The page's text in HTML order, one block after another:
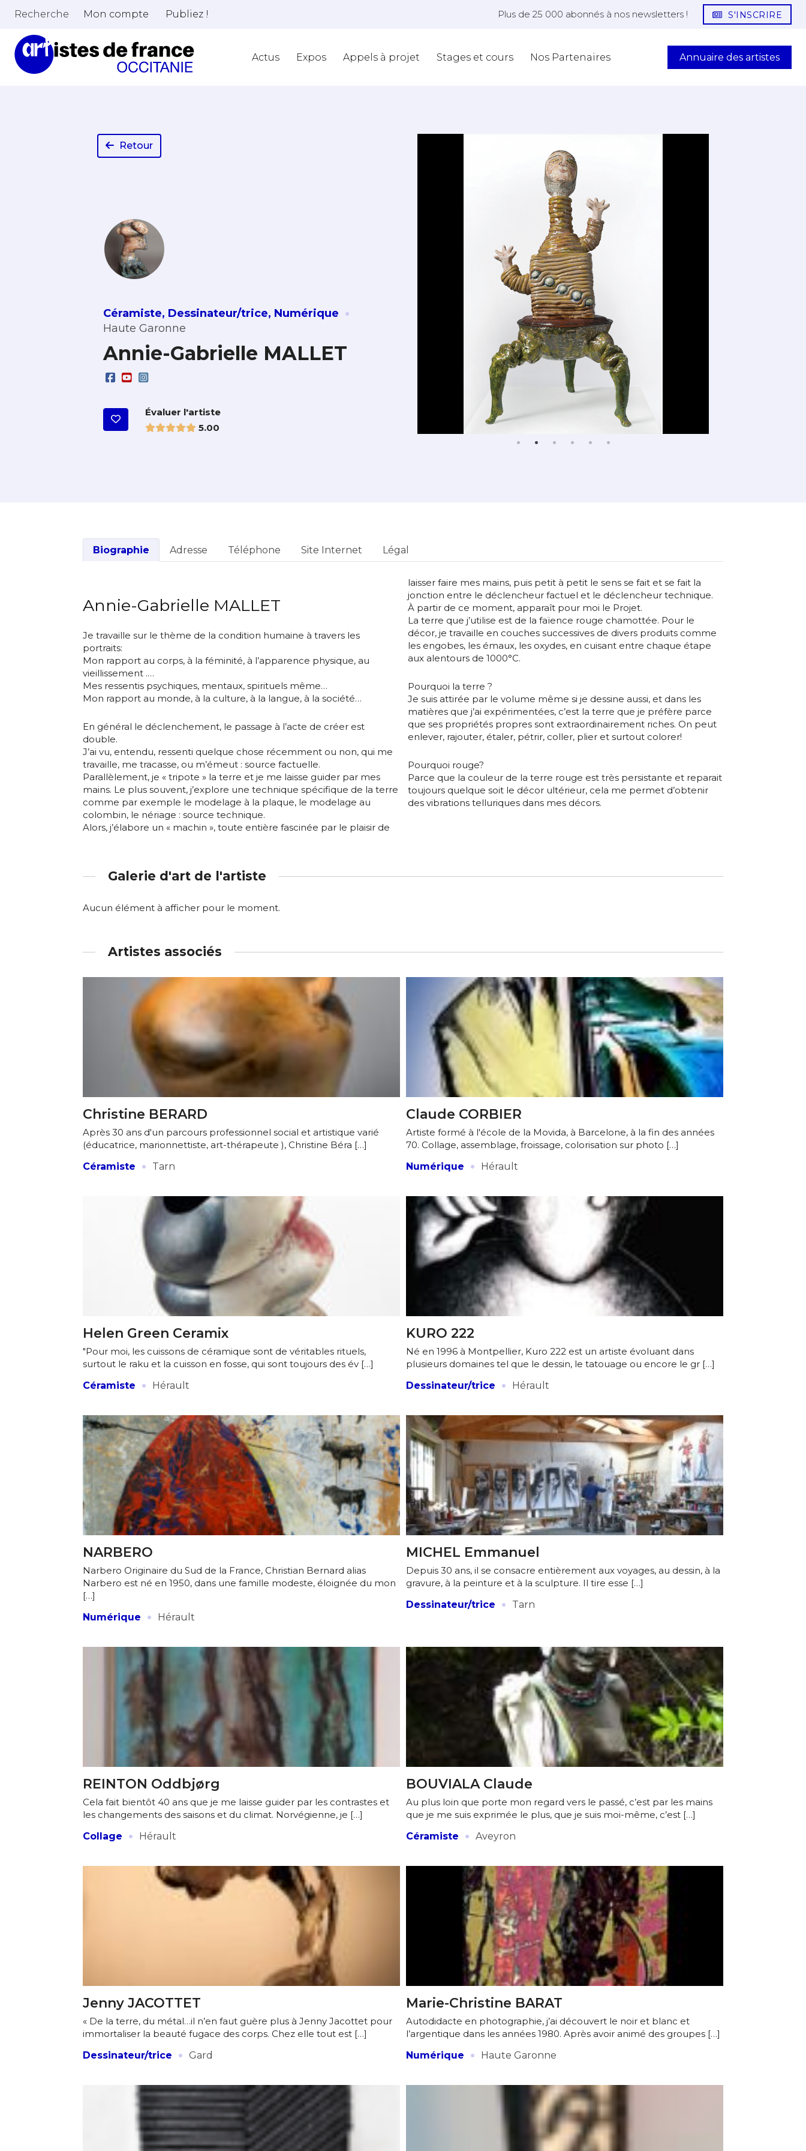
Adresse email*
Prénom
Statut / Organisation
Adresse email*
Nom
Statut / Organisation
* Champ obligatoire
Recherche Mon compte Publiez ! Plus de 25 000 abonnés à nos newsletters ! S'INSCRIRE
Actus Expos Appels à projet Stages et cours Nos Partenaires Annuaire des artistes
Retour
Céramiste, Dessinateur/trice, Numérique ·
Haute Garonne
Annie-Gabrielle MALLET
Évaluer l'artiste
5.00
Biographie Adresse Téléphone Site Internet Légal
Annie-Gabrielle MALLET
Je travaille sur le thème de la condition humaine à travers les
portraits:
Mon rapport au corps, à la féminité, à l’apparence physique, au
vieillissement .…
Mes ressentis psychiques, mentaux, spirituels même…
Mon rapport au monde, à la culture, à la langue, à la société…
En général le déclenchement, le passage à l’acte de créer est
double.
J’ai vu, entendu, ressenti quelque chose récemment ou non, qui me
travaille, me tracasse, ou m’émeut : source factuelle.
Parallèlement, je « tripote » la terre et je me laisse guider par mes
mains. Le plus souvent, j’explore une technique spécifique de la terre
comme par exemple le modelage à la plaque, le modelage au
colombin, le nériage : source technique.
Alors, j’élabore un « machin », toute entière fascinée par le plaisir de
laisser faire mes mains, puis petit à petit le sens se fait et se fait la
jonction entre le déclencheur factuel et le déclencheur technique.
À partir de ce moment, apparaît pour moi le Projet.
La terre que j’utilise est de la faïence rouge chamottée. Pour le
décor, je travaille en couches successives de divers produits comme
les engobes, les émaux, les oxydes, en cuisant entre chaque étape
aux alentours de 1000°C.
Pourquoi la terre ?
Je suis attirée par le volume même si je dessine aussi, et dans les
matières que j’ai expérimentées, c’est la terre que je préfère parce
que ses propriétés propres sont extraordinairement riches. On peut
enlever, rajouter, étaler, pétrir, coller, plier et surtout colorer!
Pourquoi rouge?
Parce que la couleur de la terre rouge est très persistante et reparait
toujours quelque soit le décor ultérieur, cela me permet d’obtenir
des vibrations telluriques dans mes décors.
Galerie d'art de l'artiste
Aucun élément à afficher pour le moment.
Artistes associés
Christine BERARD
Après 30 ans d'un parcours professionnel social et artistique varié
(éducatrice, marionnettiste, art-thérapeute ), Christine Béra […]
Céramiste
· Tarn
Claude CORBIER
Artiste formé à l'école de la Movida, à Barcelone, à la fin des années
70. Collage, assemblage, froissage, colorisation sur photo […]
Numérique
· Hérault
Helen Green Ceramix
"Pour moi, les cuissons de céramique sont de véritables rituels,
surtout le raku et la cuisson en fosse, qui sont toujours des év […]
Céramiste
· Hérault
KURO 222
Né en 1996 à Montpellier, Kuro 222 est un artiste évoluant dans
plusieurs domaines tel que le dessin, le tatouage ou encore le gr […]
Dessinateur/trice
· Hérault
NARBERO
Narbero Originaire du Sud de la France, Christian Bernard alias
Narbero est né en 1950, dans une famille modeste, éloignée du mon
[…]
Numérique
· Hérault
MICHEL Emmanuel
Depuis 30 ans, il se consacre entièrement aux voyages, au dessin, à la
gravure, à la peinture et à la sculpture. Il tire esse […]
Dessinateur/trice
· Tarn
REINTON Oddbjørg
Cela fait bientôt 40 ans que je me laisse guider par les contrastes et
les changements des saisons et du climat. Norvégienne, je […]
Collage
· Hérault
BOUVIALA Claude
Au plus loin que porte mon regard vers le passé, c’est par les mains
que je me suis exprimée le plus, que je suis moi-même, c’est […]
Céramiste
· Aveyron
Jenny JACOTTET
« De la terre, du métal…il n’en faut guère plus à Jenny Jacottet pour
immortaliser la beauté fugace des corps. Chez elle tout est […]
Dessinateur/trice
· Gard
Marie-Christine BARAT
Autodidacte en photographie, j’ai découvert le noir et blanc et
l’argentique dans les années 1980. Après avoir animé des groupes […]
Numérique
· Haute Garonne